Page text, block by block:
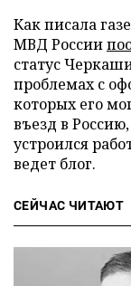
Как писала
МВД России
статус
проблемах с
которых его
въезд в
устроился
ведет блог.
СЕЙЧАС ЧИТАЮТ